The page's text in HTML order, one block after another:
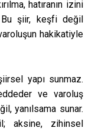
hatıranın izini
Bu şiir, keşfi değil
hakikatiyle
yapı sunmaz.
ve varoluş
yanılsama sunar.
aksine, zihinsel